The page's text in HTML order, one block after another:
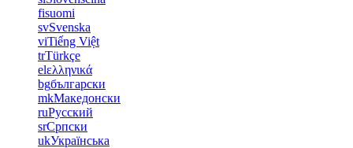
fisuomi
svSvenska
viTiếng Việt
trTürkçe
elελληνικά
bgбългарски
mkМакедонски
ruРусский
srСрпски
ukУкраїнська